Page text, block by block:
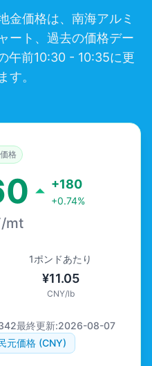
金価格は、南海アルミ
ート、過去の価格デー
午前10:30 - 10:35に更
す。
格
+180
+0.74%
mt
1ポンドあたり
¥11.05
CNY/lb
最終更新:2026-08-07
元価格 (CNY)